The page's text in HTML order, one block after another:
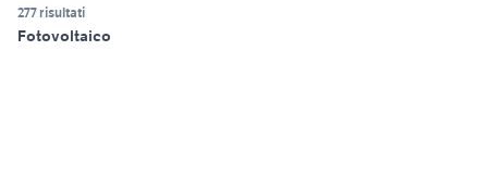
277 risultati
Fotovoltaico